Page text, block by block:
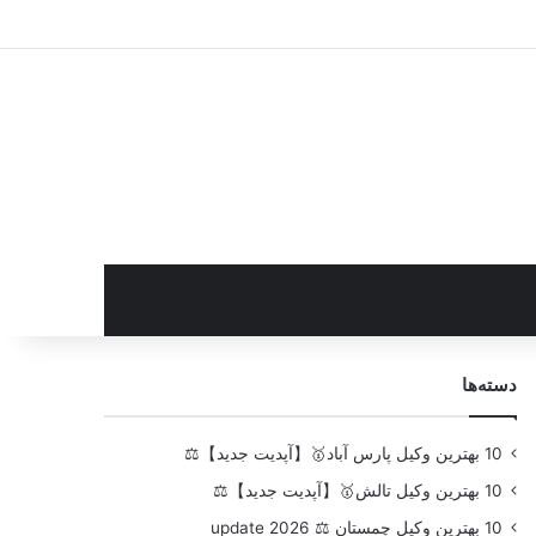
دسته‌ها
10 بهترین وکیل پارس آباد🥇【آپدیت جدید】⚖️
10 بهترین وکیل تالش🥇【آپدیت جدید】⚖️
10 بهترین وکیل چمستان ⚖️ update 2026